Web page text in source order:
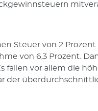
Steuer von 2
von 6,3 Prozent.
fallen vor allem die
der